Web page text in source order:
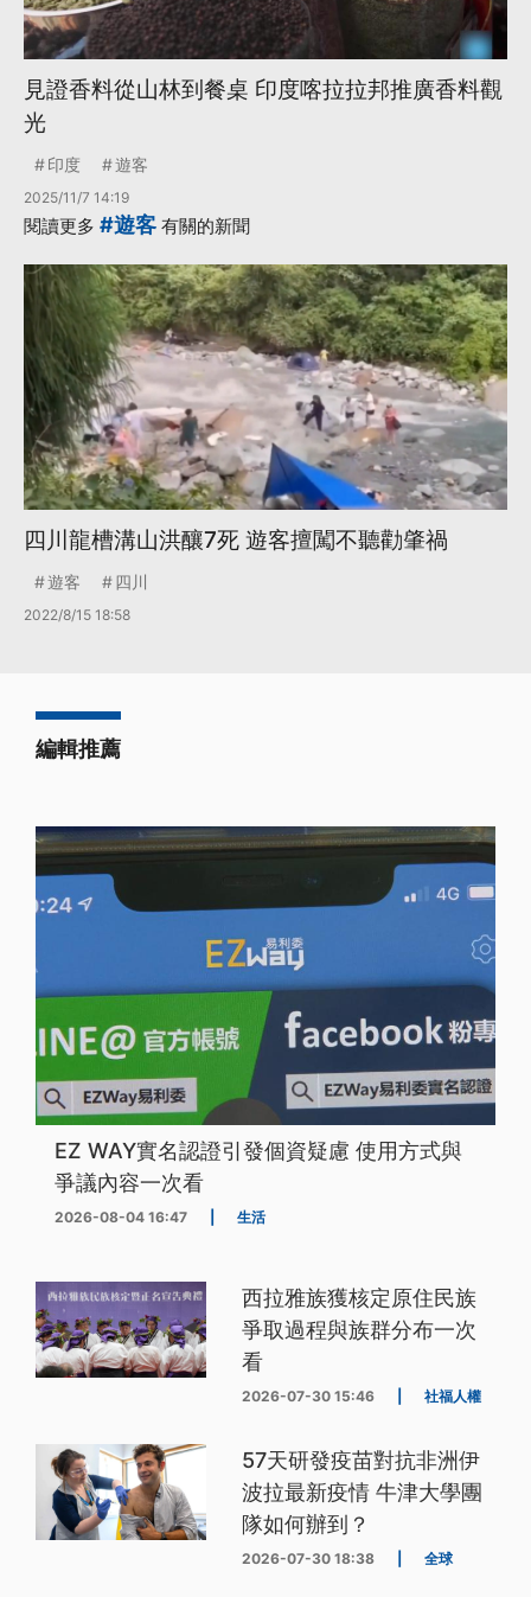
見證香料從山林到餐桌 印度喀拉拉邦推廣香料觀
光
印度 遊客
2025/11/7 14:19
閱讀更多 #遊客 有關的新聞
四川龍槽溝山洪釀7死 遊客擅闖不聽勸肇禍
遊客 四川
2022/8/15 18:58
編輯推薦
EZ WAY實名認證引發個資疑慮 使用方式與
爭議內容一次看
2026-08-04 16:47 生活
西拉雅族獲核定原住民族
爭取過程與族群分布一次
看
2026-07-30 15:46 社福人權
57天研發疫苗對抗非洲伊
波拉最新疫情 牛津大學團
隊如何辦到？
2026-07-30 18:38 全球